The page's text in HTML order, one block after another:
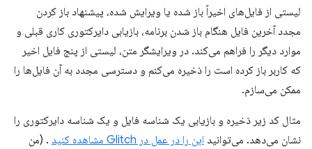
لیستی از فایل‌های اخیراً باز شده یا ویرایش شده، پیشنهاد باز کردن
مجدد آخرین فایل هنگام باز شدن برنامه، بازیابی دایرکتوری کاری قبلی و
موارد دیگر را فراهم می‌کند. در ویرایشگر متن، لیستی از پنج فایل اخیر
که کاربر باز کرده است را ذخیره می‌کنم و دسترسی مجدد به آن فایل‌ها را
ممکن می‌سازم.
مثال کد زیر ذخیره و بازیابی یک شناسه فایل و یک شناسه دایرکتوری را
نشان می‌دهد. می‌توانید این را در عمل در Glitch مشاهده کنید
. (من